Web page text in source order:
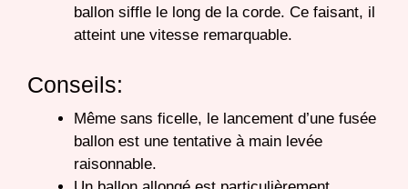
ballon siffle le long de la corde. Ce faisant, il
atteint une vitesse remarquable.
Conseils:
Même sans ficelle, le lancement d’une fusée
ballon est une tentative à main levée
raisonnable.